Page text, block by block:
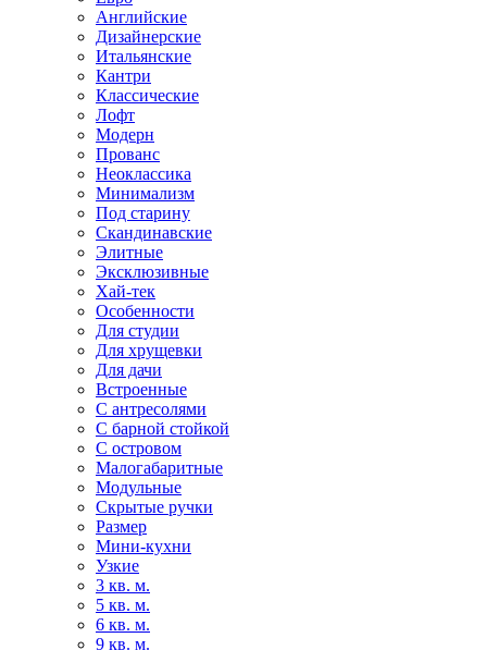
Английские
Дизайнерские
Итальянские
Кантри
Классические
Лофт
Модерн
Прованс
Неоклассика
Минимализм
Под старину
Скандинавские
Элитные
Эксклюзивные
Хай-тек
Особенности
Для студии
Для хрущевки
Для дачи
Встроенные
С антресолями
С барной стойкой
С островом
Малогабаритные
Модульные
Скрытые ручки
Размер
Мини-кухни
Узкие
3 кв. м.
5 кв. м.
6 кв. м.
9 кв. м.